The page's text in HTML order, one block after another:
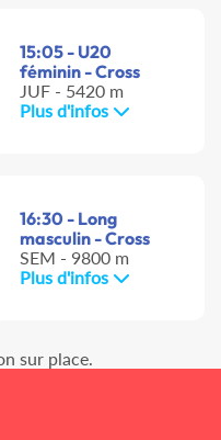
15:05 - U20
féminin - Cross
JUF - 5420 m
Plus d'infos
16:30 - Long
masculin - Cross
SEM - 9800 m
Plus d'infos
sur place.